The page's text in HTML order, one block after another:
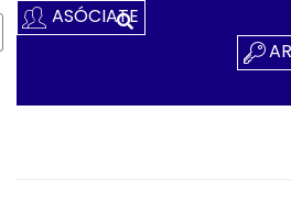
Ir
Al
ASÓCIATE